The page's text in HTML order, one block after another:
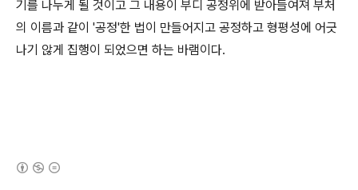
기를 나누게 될 것이고 그 내용이 부디 공정위에 받아들여져 부처
의 이름과 같이 '공정'한 법이 만들어지고 공정하고 형평성에 어긋
나기 않게 집행이 되었으면 하는 바램이다.